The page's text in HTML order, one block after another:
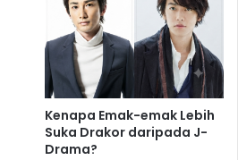
Kenapa Emak-emak Lebih
Suka Drakor daripada J-
Drama?